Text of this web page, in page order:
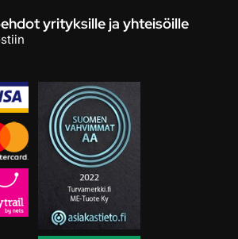
yrityksille ja yhteisöille